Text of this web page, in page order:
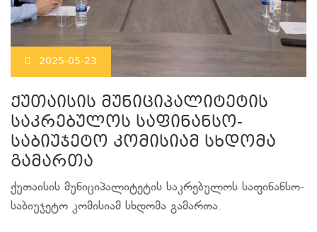
2025-05-23
ქუთაისის მუნიციპალიტეტის
საკრებულოს საფინანსო-
საბიუჯეტო კომისიამ სხდომა
გამართა
ქუთაისის მუნიციპალიტეტის საკრებულოს საფინანსო-
საბიუჯეტო კომისიამ სხდომა გამართა.